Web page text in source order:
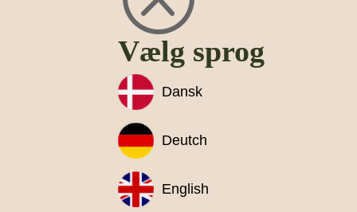
Vælg sprog
Dansk
Deutch
English